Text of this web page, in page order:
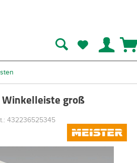
Winkelleiste groß
432236525345